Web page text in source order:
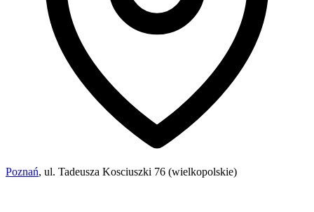
Poznań, ul. Tadeusza Kosciuszki 76 (wielkopolskie)